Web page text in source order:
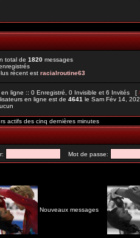
total de1820messages
récent estracialroutine63
ligne :: 0 Enregistré, 0 Invisible et 6 Invités [
en ligne est de4641le Sam Fév 14,
actifs des cinq dernières minutes
Mot de passe:
Nouveaux messages